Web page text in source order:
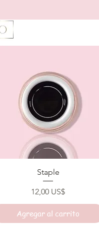
Vista rápida
Staple
Precio
12,00 US$
Agregar al carrito